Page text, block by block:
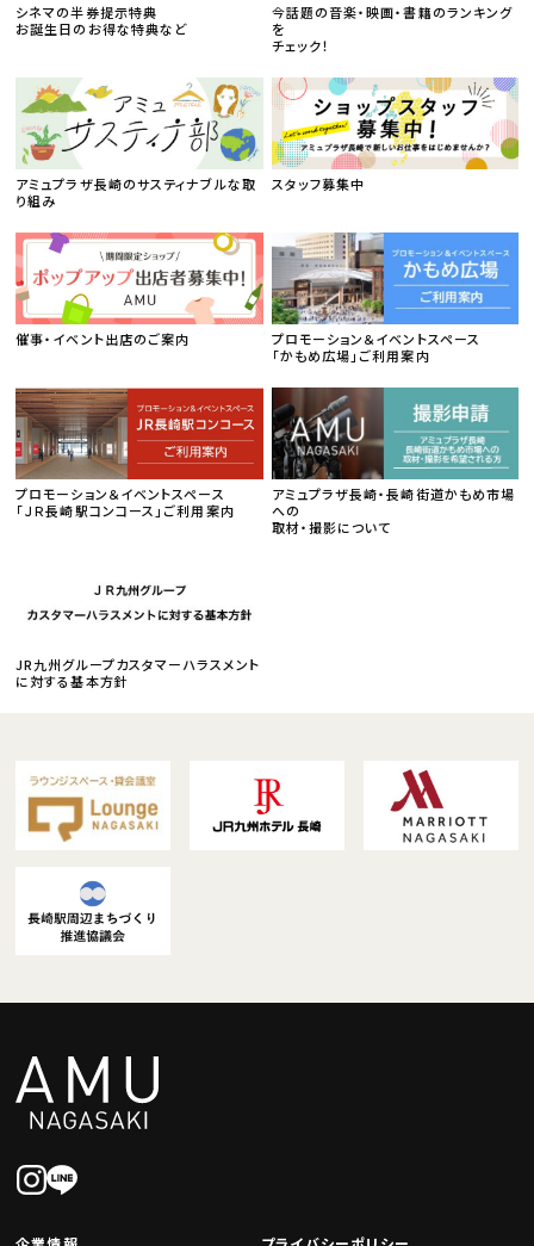
シネマの半券提示特典
お誕生日のお得な特典など
今話題の音楽・映画・書籍のランキング
を
チェック！
アミュプラザ長崎のサスティナブルな取
り組み
スタッフ募集中
催事・イベント出店のご案内
プロモーション＆イベントスペース
「かもめ広場」ご利用案内
プロモーション＆イベントスペース
「ＪＲ長崎駅コンコース」ご利用案内
アミュプラザ長崎・長崎街道かもめ市場
への
取材・撮影について
JR九州グループカスタマーハラスメント
に対する基本方針